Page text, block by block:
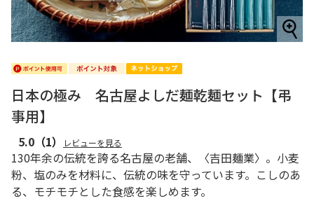
日本の極み 名古屋よしだ麺乾麺セット【弔
事用】
5.0 （1） レビューを見る
130年余の伝統を誇る名古屋の老舗、〈吉田麺業〉。小麦
粉、塩のみを材料に、伝統の味を守っています。こしのあ
る、モチモチとした食感を楽しめます。